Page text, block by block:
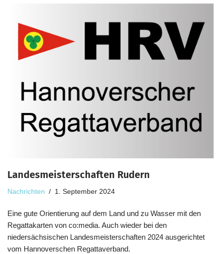
Landesmeisterschaften Rudern
Nachrichten 1. September 2024
Eine gute Orientierung auf dem Land und zu Wasser mit den
Regattakarten von co:media. Auch wieder bei den
niedersächsischen Landesmeisterschaften 2024 ausgerichtet
vom Hannoverschen Regattaverband.